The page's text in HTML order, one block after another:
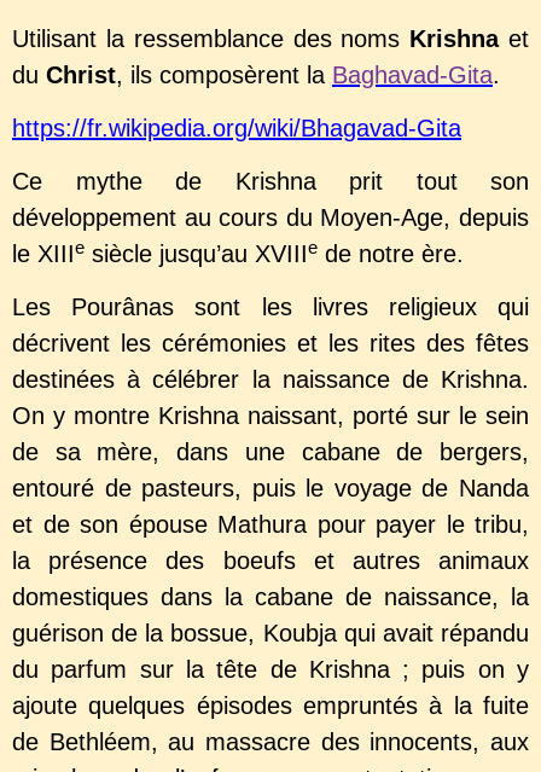
Utilisant la ressemblance des noms Krishnaet
du Christ, ils composèrent la Baghavad-Gita.
https://fr.wikipedia.org/wiki/Bhagavad-Gita
Ce mythe de Krishna prit tout son
développement au cours du Moyen-Age, depuis
le XIIIe siècle jusqu’au XVIIIe de notre ère.
Les Pourânas sont les livres religieux qui
décrivent les cérémonies et les rites des fêtes
destinées à célébrer la naissance de Krishna.
On y montre Krishna naissant, porté sur le sein
de sa mère, dans une cabane de bergers,
entouré de pasteurs, puis le voyage de Nanda
et de son épouse Mathura pour payer le tribu,
la présence des boeufs et autres animaux
domestiques dans la cabane de naissance, la
guérison de la bossue, Koubja qui avait répandu
du parfum sur la tête de Krishna ; puis on y
ajoute quelques épisodes empruntés à la fuite
de Bethléem, au massacre des innocents, aux